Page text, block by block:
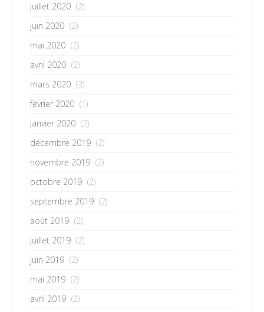
juillet 2020 (2)
juin 2020 (2)
mai 2020 (2)
avril 2020 (2)
mars 2020 (3)
février 2020 (1)
janvier 2020 (2)
décembre 2019 (2)
novembre 2019 (2)
octobre 2019 (2)
septembre 2019 (2)
août 2019 (2)
juillet 2019 (2)
juin 2019 (2)
mai 2019 (2)
avril 2019 (2)